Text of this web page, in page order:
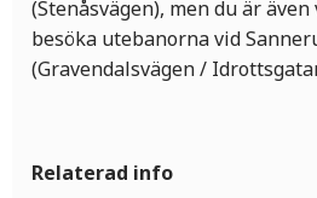
(Stenåsvägen), men du är
besöka utebanorna vid
(Gravendalsvägen /
Relaterad info